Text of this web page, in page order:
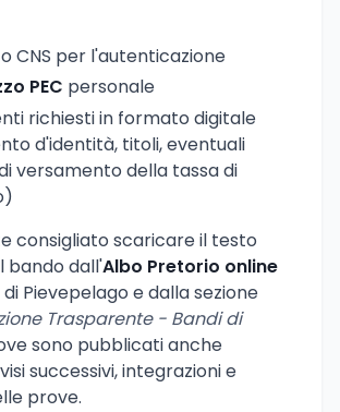
o CNS per l'autenticazione
PEC personale
richiesti in formato digitale
d'identità, titoli, eventuali
versamento della tassa di
consigliato scaricare il testo
bando dall'Albo Pretorio online
Pievepelago e dalla sezione
Trasparente - Bandi di
sono pubblicati anche
successivi, integrazioni e
prove.